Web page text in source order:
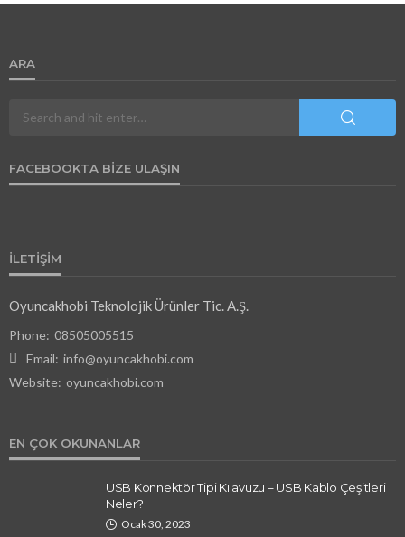
ARA
FACEBOOKTA BIZE ULAŞIN
ILETIŞIM
Oyuncakhobi Teknolojik Ürünler Tic. A.Ş.
Phone: 08505005515
Email: info@oyuncakhobi.com
Website: oyuncakhobi.com
EN ÇOK OKUNANLAR
USB Konnektör Tipi Kılavuzu – USB Kablo Çeşitleri
Neler?
Ocak 30, 2023